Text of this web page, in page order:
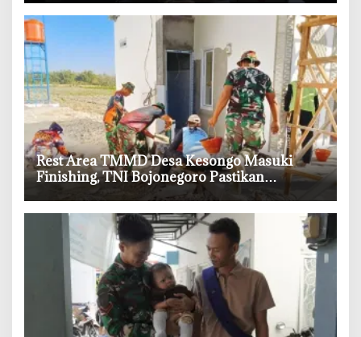
‎Rest Area TMMD Desa Kesongo Masuki
Finishing, TNI Bojonegoro Pastikan
Bangunan Kokoh dan Nyaman